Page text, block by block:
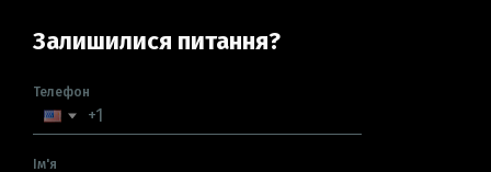
Залишилися питання?
Телефон
Ім'я